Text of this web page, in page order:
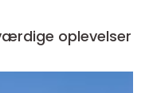
oplevelser